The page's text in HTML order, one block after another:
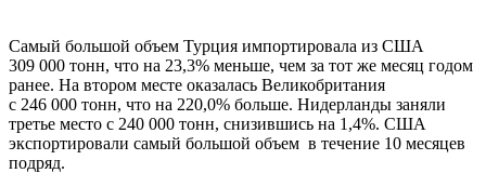
Самый большой объем Турция импортировала из США
309 000 тонн, что на 23,3% меньше, чем за тот же месяц годом
ранее. На втором месте оказалась Великобритания
с 246 000 тонн, что на 220,0% больше. Нидерланды заняли
третье место с 240 000 тонн, снизившись на 1,4%. США
экспортировали самый большой объем в течение 10 месяцев
подряд.